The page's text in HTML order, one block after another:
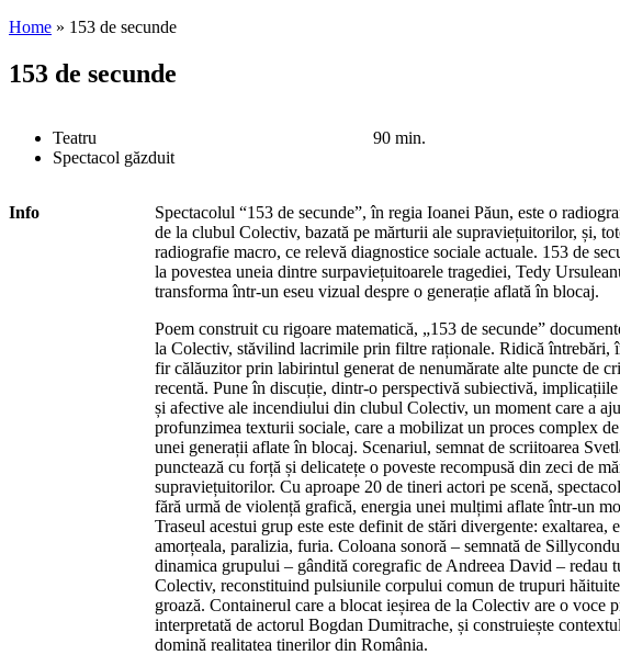
Home » 153 de secunde
153 de secunde
Teatru
Spectacol găzduit
90 min.
Info
Spectacolul “153 de secunde”, în regia Ioanei Păun, este o
de la clubul Colectiv, bazată pe mărturii ale supraviețuitorilor, și,
radiografie macro, ce relevă diagnostice sociale actuale. 153 de
la povestea uneia dintre surpaviețuitoarele tragediei, Tedy
transforma într-un eseu vizual despre o generație aflată în blocaj.
Poem construit cu rigoare matematică, „153 de secunde”
la Colectiv, stăvilind lacrimile prin filtre raționale. Ridică întrebări,
fir călăuzitor prin labirintul generat de nenumărate alte puncte de
recentă. Pune în discuție, dintr-o perspectivă subiectivă,
și afective ale incendiului din clubul Colectiv, un moment care a
profunzimea texturii sociale, care a mobilizat un proces complex
unei generații aflate în blocaj. Scenariul, semnat de scriitoarea
punctează cu forță și delicatețe o poveste recompusă din zeci de
supraviețuitorilor. Cu aproape 20 de tineri actori pe scenă,
fără urmă de violență grafică, energia unei mulțimi aflate într-un
Traseul acestui grup este este definit de stări divergente: exaltarea,
amorțeala, paralizia, furia. Coloana sonoră – semnată de
dinamica grupului – gândită coregrafic de Andreea David – redau
Colectiv, reconstituind pulsiunile corpului comun de trupuri hăituite
groază. Containerul care a blocat ieșirea de la Colectiv are o voce
interpretată de actorul Bogdan Dumitrache, și construiește
domină realitatea tinerilor din România.